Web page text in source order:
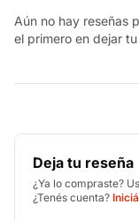
Aún no hay reseñas
el primero en dejar
Deja tu reseña
¿Ya lo compraste?
¿Tenés cuenta?